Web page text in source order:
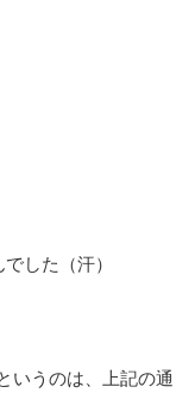
した（汗）
いうのは、上記の